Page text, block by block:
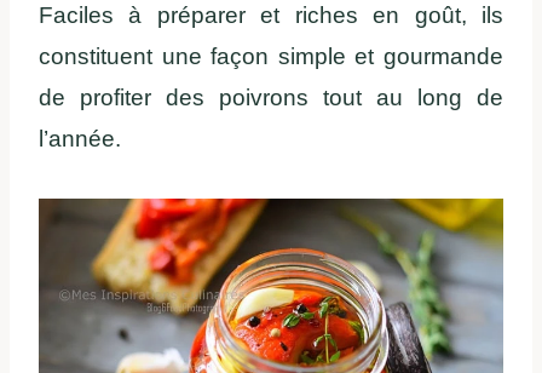
Faciles à préparer et riches en goût, ils
constituent une façon simple et gourmande
de profiter des poivrons tout au long de
l’année.